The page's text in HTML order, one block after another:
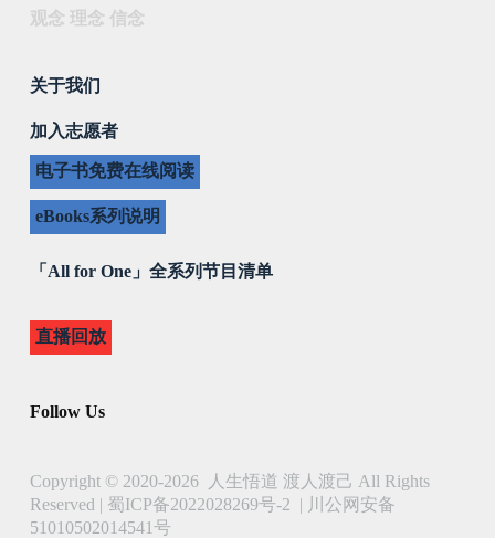
观念 理念 信念
关于我们
加入志愿者
电子书免费在线阅读
eBooks系列说明
「All for One」全系列节目清单
直播回放
Follow Us
Copyright © 2020-2026 人生悟道 渡人渡己 All Rights
Reserved | 蜀ICP备2022028269号-2 |
川公网安备
51010502014541号